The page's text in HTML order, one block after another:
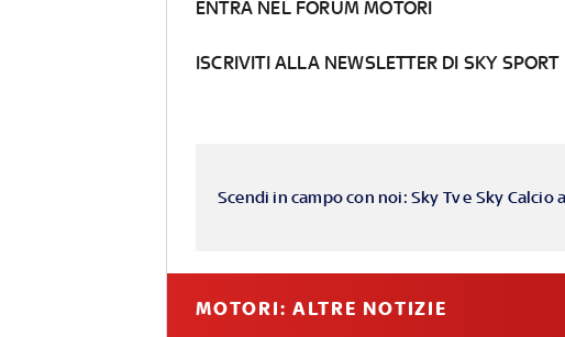
ENTRA NEL FORUM MOTORI
ISCRIVITI ALLA NEWSLETTER DI SKY SPORT
Scendi in campo con noi: Sky Tv e Sky Calcio
MOTORI: ALTRE NOTIZIE